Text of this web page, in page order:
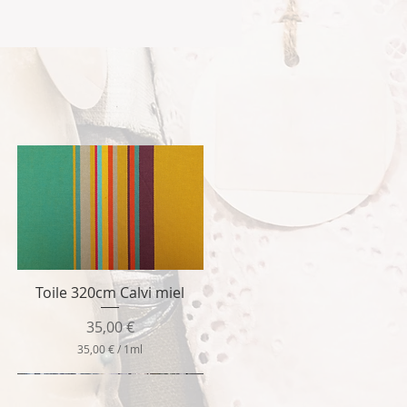
Aperçu rapide
Toile 320cm Calvi miel
Prix
35,00 €
35,00 € / 1ml
5